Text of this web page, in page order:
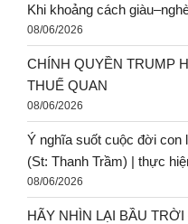
Khi khoảng cách
08/06/2026
CHÍNH QUYỀN TRUMP
THUẾ QUAN
08/06/2026
Ý nghĩa suốt cuộc đời con
(St: Thanh Trầm) | thực
08/06/2026
HÃY NHÌN LẠI BẦU